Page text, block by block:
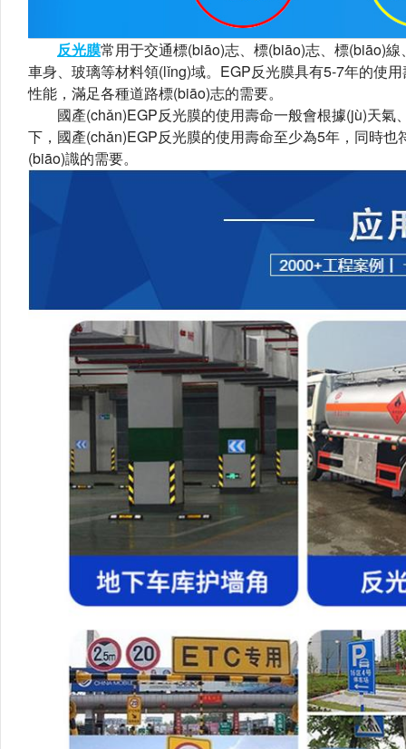
反光膜常用于交通標(biāo)志、標(biāo)志、標
車身、玻璃等材料領(lǐng)域。EGP反光膜具有5-7年
性能，滿足各種道路標(biāo)志的需要。
國產(chǎn)EGP反光膜的使用壽命一般會根據(jù)天氣
下，國產(chǎn)EGP反光膜的使用壽命至少為5年，同時
(biāo)識的需要。